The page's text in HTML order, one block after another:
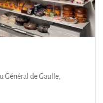
Général de Gaulle,